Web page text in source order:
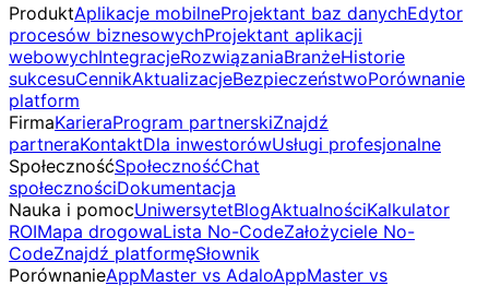
ProduktAplikacje mobilneProjektant baz danychEdytor
procesów biznesowychProjektant aplikacji
webowychIntegracjeRozwiązaniaBranżeHistorie
sukcesuCennikAktualizacjeBezpieczeństwoPorównanie
platform
FirmaKarieraProgram partnerskiZnajdź
partneraKontaktDla inwestorówUsługi profesjonalne
SpołecznośćSpołecznośćChat
społecznościDokumentacja
Nauka i pomocUniwersytetBlogAktualnościKalkulator
ROIMapa drogowaLista No-CodeZałożyciele No-
CodeZnajdź platformęSłownik
PorównanieAppMaster vs AdaloAppMaster vs